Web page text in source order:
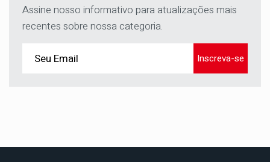
Assine nosso informativo para atualizações mais
recentes sobre nossa categoria.
Inscreva-se